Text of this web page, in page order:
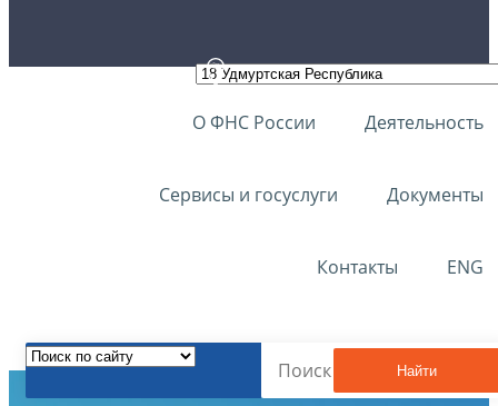
О ФНС России Деятельность
Сервисы и госуслуги Документы
Контакты ENG
Найти